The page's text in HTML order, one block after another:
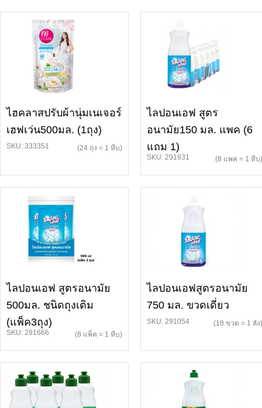
ไฮคลาสปรับผ้านุ่มเนเจอร์
เฮฟเว่น500มล. (1ถุง)
SKU: 333351 (24 ถุง = 1 หีบ)
ไลปอนเอฟ สูตร
อนามัย150 มล. แพค (6
แถม 1)
SKU: 291831 (8 แพค = 1 หีบ)
ไลปอนเอฟ สูตรอนามัย
500มล. ชนิดถุงเติม
(แพ็ค3ถุง)
SKU: 291666 (8 แพ็ค = 1 หีบ)
ไลปอนเอฟสูตรอนามัย
750 มล. ขวดเดี่ยว
SKU: 291054 (18 ขวด = 1 ลัง)